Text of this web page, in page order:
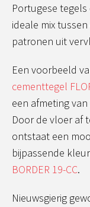
Portugese
ideale mix
patronen uit
Een voorbeeld
cementtegel
een afmeting
Door de vloer af
ontstaat een
bijpassende
BORDER 19-CC.
Nieuwsgierig